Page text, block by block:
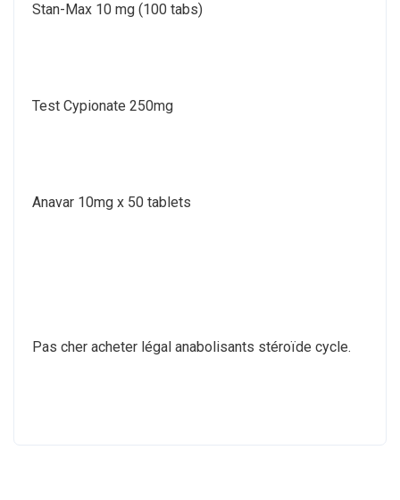
Stan-Max 10 mg (100 tabs)
Test Cypionate 250mg
Anavar 10mg x 50 tablets
Pas cher acheter légal anabolisants stéroïde cycle.